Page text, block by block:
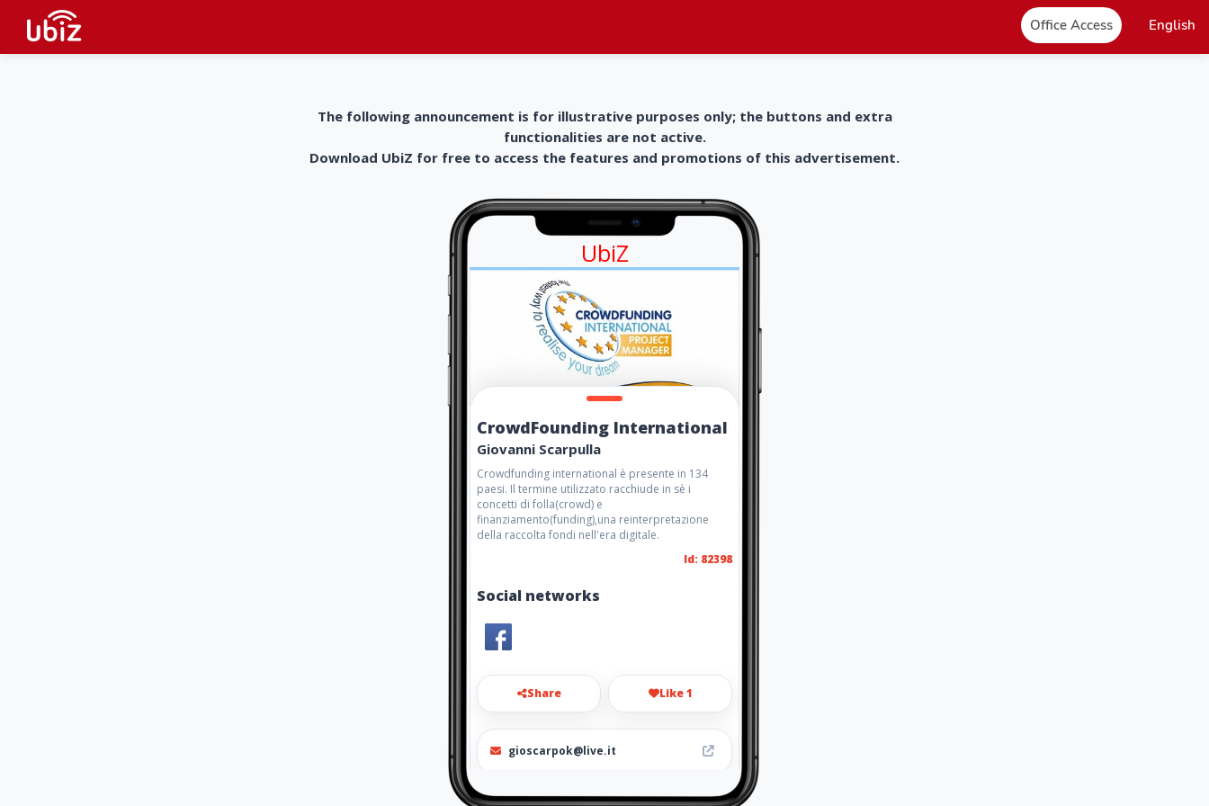
Office Access English
The following announcement is for illustrative purposes only; the buttons and extra
functionalities are not active.
Download UbiZ for free to access the features and promotions of this advertisement.
UbiZ
CrowdFounding International
Giovanni Scarpulla
Crowdfunding international è presente in 134
paesi. Il termine utilizzato racchiude in sè i
concetti di folla(crowd) e
finanziamento(funding),una reinterpretazione
della raccolta fondi nell'era digitale.
Id: 82398
Social networks
Share Like 1
gioscarpok@live.it